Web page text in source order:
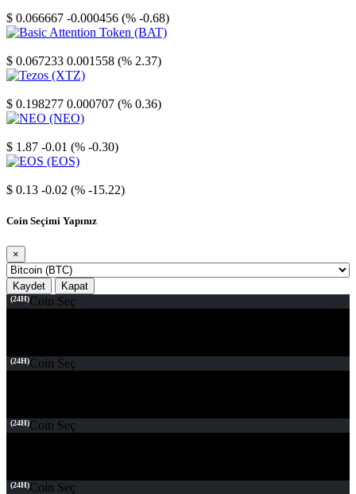
$ 0.066667 -0.000456 (% -0.68)
$ 0.067233 0.001558 (% 2.37)
$ 0.198277 0.000707 (% 0.36)
$ 1.87 -0.01 (% -0.30)
$ 0.13 -0.02 (% -15.22)
Coin Seçimi Yapınız
×
Kaydet Kapat
(24H)Coin Seç
(24H)Coin Seç
(24H)Coin Seç
(24H)Coin Seç